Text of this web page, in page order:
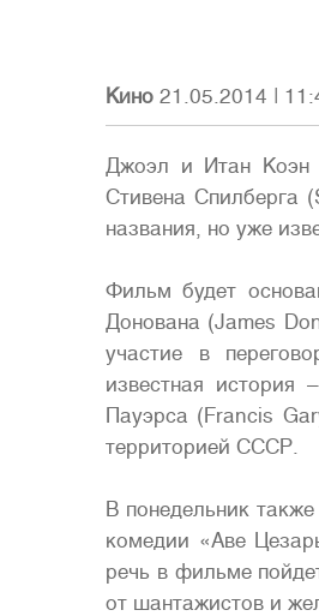
Кино 21.05.2014
Джоэл и Итан Коэн
Стивена Спилберга
названия, но уже
Фильм будет
Донована (James
участие в
известная
Пауэрса (Francis
территорией СССР.
В понедельник
комедии «Аве
речь в фильме
от шантажистов и